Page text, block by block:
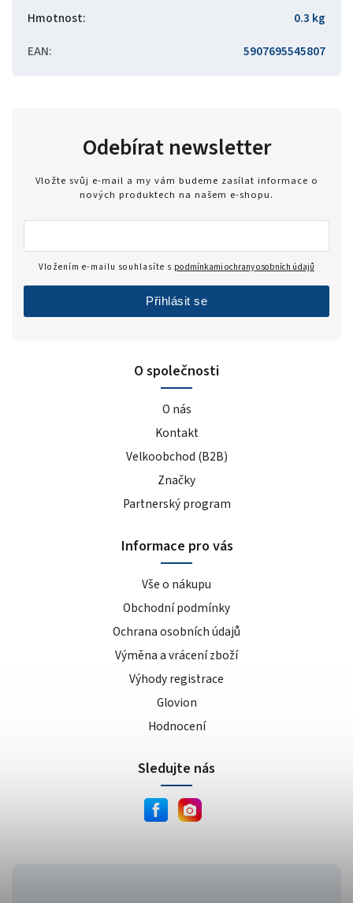
Hmotnost:
0.3 kg
EAN: 5907695545807
O společnosti
O nás
Kontakt
Velkoobchod (B2B)
Značky
Partnerský program
Informace pro vás
Vše o nákupu
Obchodní podmínky
Ochrana osobních údajů
Výměna a vrácení zboží
Výhody registrace
Glovion
Hodnocení
Odebírat newsletter
Vložte svůj e-mail a my vám budeme zasílat informace o
nových produktech na našem e-shopu.
Vložením e-mailu souhlasíte s podmínkami ochrany osobních údajů
Přihlásit se
Sledujte nás